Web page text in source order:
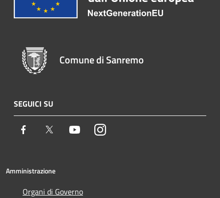
Comune di Sanremo
SEGUICI SU
Facebook Twitter YoutubeInstagram
Amministrazione
Organi di Governo